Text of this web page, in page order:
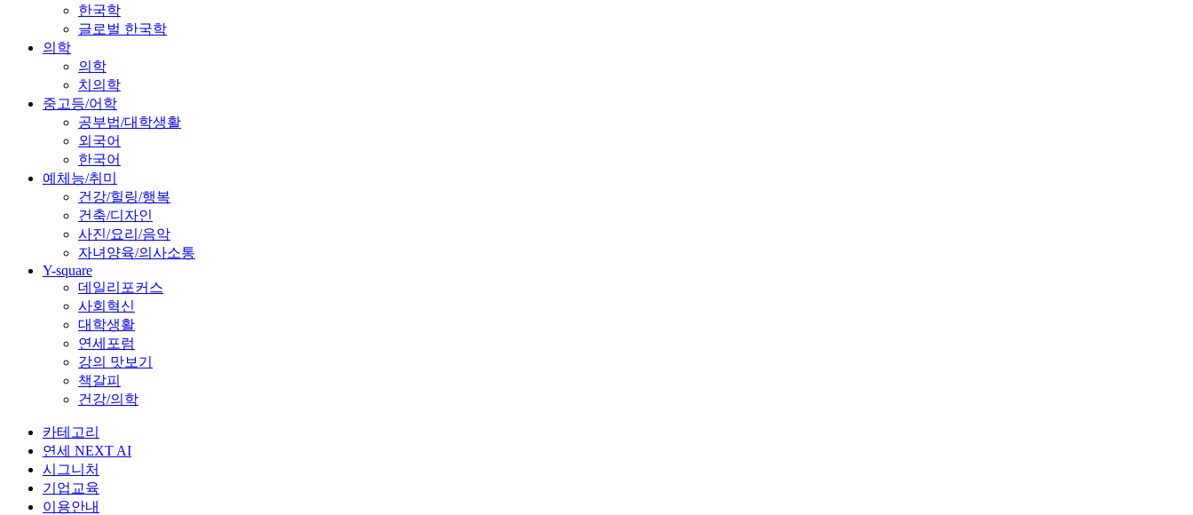
한국학
글로벌 한국학
의학
의학
치의학
중고등/어학
공부법/대학생활
외국어
한국어
예체능/취미
건강/힐링/행복
건축/디자인
사진/요리/음악
자녀양육/의사소통
Y-square
데일리포커스
사회혁신
대학생활
연세포럼
강의 맛보기
책갈피
건강/의학
카테고리
연세 NEXT AI
시그니처
기업교육
이용안내